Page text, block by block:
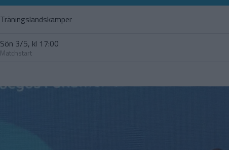
Träningslandskamper
Sön 3/5, kl 17:00
Matchstart